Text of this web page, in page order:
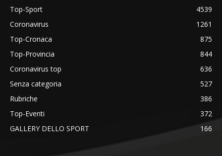
Top-Sport
4539
Coronavirus
1261
Top-Cronaca
875
Top-Provincia
844
Coronavirus top
636
Senza categoria
527
Rubriche
386
Top-Eventi
372
GALLERY DELLO SPORT
166